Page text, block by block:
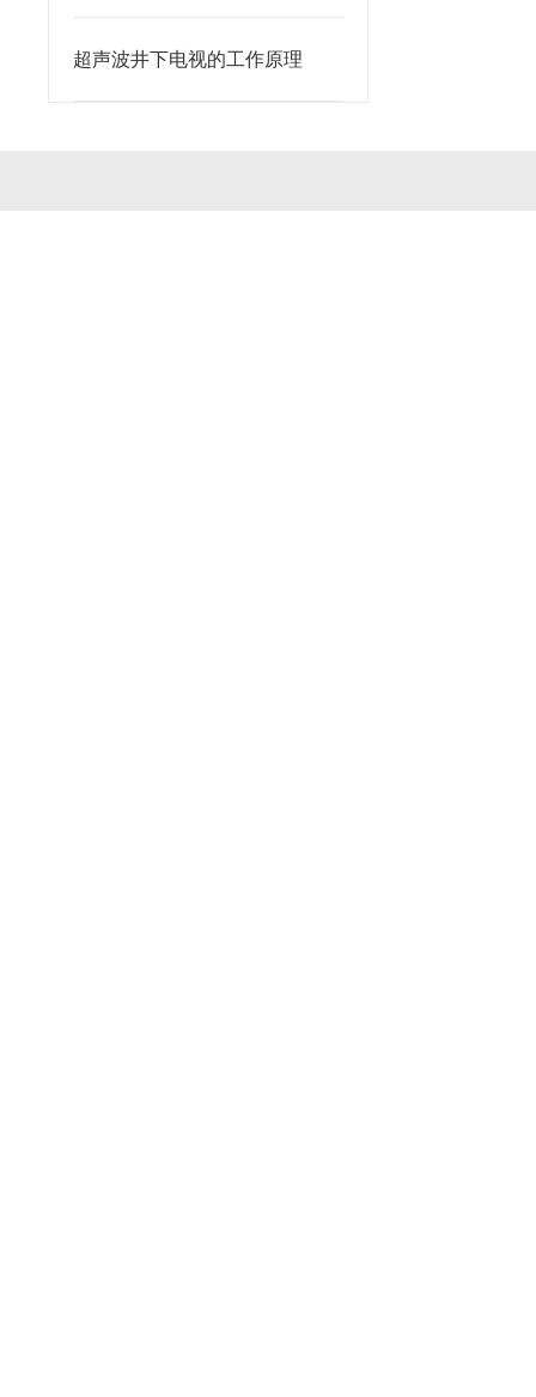
超声波井下电视的工作原理